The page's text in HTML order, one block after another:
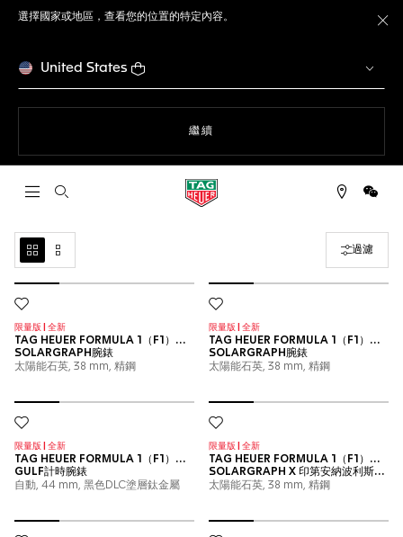
選擇國家或地區，查看您的位置的特定內容。
United States
繼續
開啟搜尋 微信